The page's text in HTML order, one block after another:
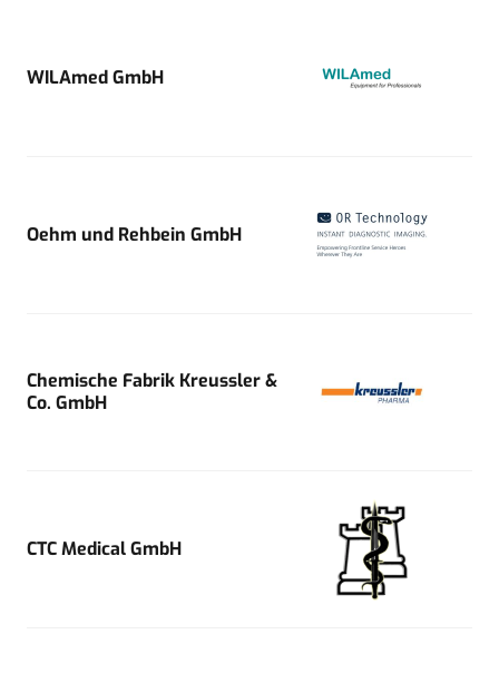
WILAmed GmbH
Oehm und Rehbein GmbH
Chemische Fabrik Kreussler &
Co. GmbH
CTC Medical GmbH